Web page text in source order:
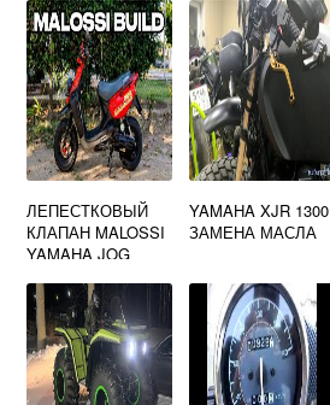
ЛЕПЕСТКОВЫЙ
КЛАПАН MALOSSI
YAMAHA JOG
YAMAHA XJR 1300
ЗАМЕНА МАСЛА